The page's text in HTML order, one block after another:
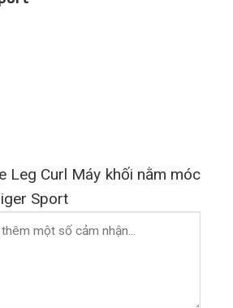
Leg Curl Máy khối nằm móc
Sport